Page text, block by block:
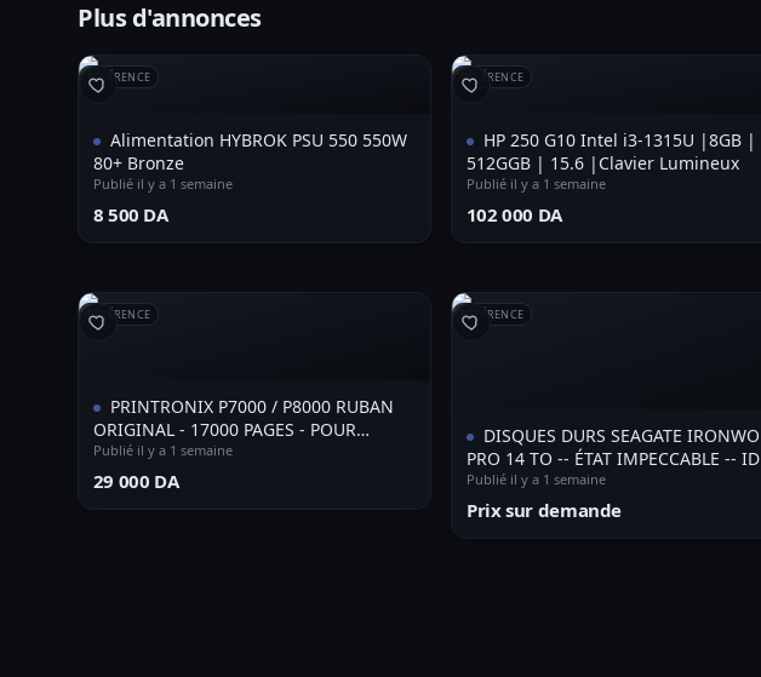
Plus d'annonces
RÉFÉRENCE
Alimentation HYBROK PSU 550 550W
80+ Bronze
Publié il y a 1 semaine
⁦8 500 DA⁩
RÉFÉRENCE
HP 250 G10 Intel i3-1315U |8GB |
512GGB | 15.6 |Clavier Lumineux
Publié il y a 1 semaine
⁦102 000 DA⁩
RÉFÉRENCE
PRINTRONIX P7000 / P8000 RUBAN
ORIGINAL - 17000 PAGES - POUR
IMPRIMANTE MATRICIELLE - NOIR
Publié il y a 1 semaine
⁦29 000 DA⁩
RÉFÉRENCE
DISQUES DURS SEAGATE
PRO 14 TO -- ÉTAT IMPECCABLE --
NAS, SERVEURS &
Publié il y a 1 semaine
Prix sur demande